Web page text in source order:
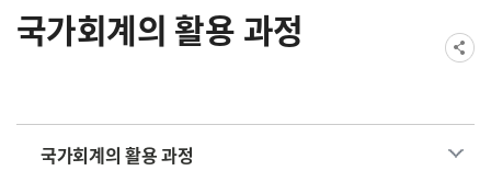
국가회계의 활용 과정
국가회계의 활용 과정